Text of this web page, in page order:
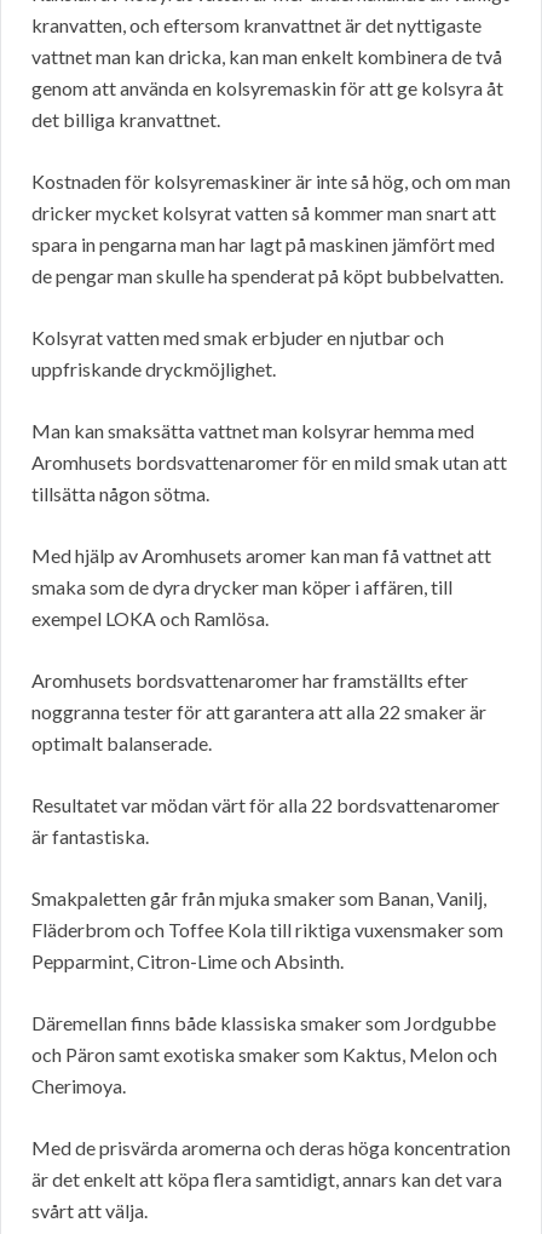
kranvatten, och eftersom kranvattnet är det nyttigaste
vattnet man kan dricka, kan man enkelt kombinera de två
genom att använda en kolsyremaskin för att ge kolsyra åt
det billiga kranvattnet.
Kostnaden för kolsyremaskiner är inte så hög, och om man
dricker mycket kolsyrat vatten så kommer man snart att
spara in pengarna man har lagt på maskinen jämfört med
de pengar man skulle ha spenderat på köpt bubbelvatten.
Kolsyrat vatten med smak erbjuder en njutbar och
uppfriskande dryckmöjlighet.
Man kan smaksätta vattnet man kolsyrar hemma med
Aromhusets bordsvattenaromer för en mild smak utan att
tillsätta någon sötma.
Med hjälp av Aromhusets aromer kan man få vattnet att
smaka som de dyra drycker man köper i affären, till
exempel LOKA och Ramlösa.
Aromhusets bordsvattenaromer har framställts efter
noggranna tester för att garantera att alla 22 smaker är
optimalt balanserade.
Resultatet var mödan värt för alla 22 bordsvattenaromer
är fantastiska.
Smakpaletten går från mjuka smaker som Banan, Vanilj,
Fläderbrom och Toffee Kola till riktiga vuxensmaker som
Pepparmint, Citron-Lime och Absinth.
Däremellan finns både klassiska smaker som Jordgubbe
och Päron samt exotiska smaker som Kaktus, Melon och
Cherimoya.
Med de prisvärda aromerna och deras höga koncentration
är det enkelt att köpa flera samtidigt, annars kan det vara
svårt att välja.